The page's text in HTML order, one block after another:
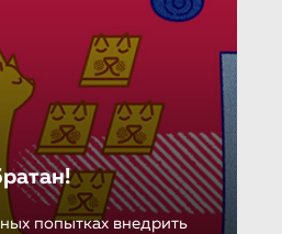
попытках внедрить